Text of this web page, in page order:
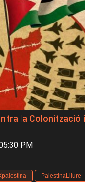
la Colonització i
PM
PalestinaLliure